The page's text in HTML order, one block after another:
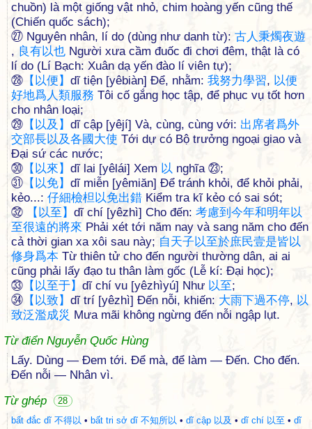
chuồn) là một giống vật nhỏ, chim hoàng yến cũng thế
(Chiến quốc sách);
㉗ Nguyên nhân, lí do (dùng như danh từ): 古人 秉燭夜遊
, 良有以也 Người xưa cầm đuốc đi chơi đêm, thật là có
lí do (Lí Bạch: Xuân dạ yến đào lí viên tự);
㉘ 【 以便 】 dĩ tiện [yêbiàn] Để, nhằm: 我努力學習, 以便
好地爲人類服務 Tôi cố gắng học tập, để phục vụ tốt hơn
cho nhân loại;
㉙ 【 以及 】 dĩ cập [yêjí] Và, cùng, cùng với: 出 席者爲外
交部長以及各國大使 Tới dự có Bộ trưởng ngoại giao và
Đại sứ các nước;
㉚ 【 以來 】 dĩ lai [yêlái] Xem 以 nghĩa ㉓;
㉛ 【 以免】 dĩ miễn [yêmiăn] Để tránh khỏi, để khỏi phải,
kẻo...: 仔細檢柦以免出錯 Kiểm tra kĩ kẻo có sai sót;
㉜
【 以至 】 dĩ chí [yêzhì] Cho đến: 考慮到 今年和明年以
至很遠的將來 Phải xét tới năm nay và sang năm cho đến
cả thời gian xa xôi sau này; 自天子以至於庶民壹是皆以
修身爲本 Từ thiên tử cho đến người thường dân, ai ai
cũng phải lấy đạo tu thân làm gốc (Lễ kí: Đại học);
㉝ 【 以至于】 dĩ chí vu [yêzhìyú] Như 以至;
㉞ 【 以致】 dĩ trí [yêzhì] Đến nỗi, khiến: 大雨下過不停, 以
致泛濫成災 Mưa mãi không ngừng đến nỗi ngập lụt.
Từ điển Nguyễn Quốc Hùng
Lấy. Dùng — Đem tới. Để mà, để làm — Đến. Cho đến.
Đến nỗi — Nhân vì.
Từ ghép
28
bất đắc dĩ 不得以 • bất tri sở dĩ 不知所以 • dĩ cập 以及 • dĩ chí 以至 • dĩ